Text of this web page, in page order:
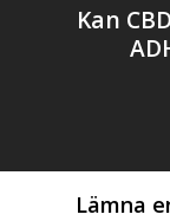
Kan
Lämna